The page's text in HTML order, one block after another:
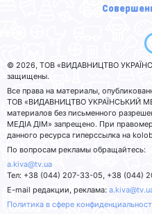
© 2026, ТОВ «ВИДАВНИЦТВО
защищены.
Все права на материалы,
ТОВ «ВИДАВНИЦТВО УКРАЇНСЬКИЙ
материалов без письменного
МЕДІА ДІМ» запрещено. При
данного ресурса гиперссылка на
По вопросам рекламы обращайтесь:
a.kiva@tv.ua
Тел: +38 (044) 207-33-05, +38 (044)
E-mail редакции, реклама:
Политика в сфере